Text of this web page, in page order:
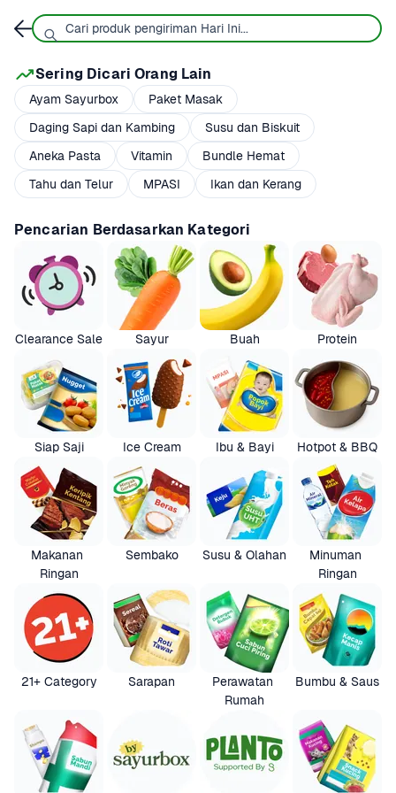
Sering Dicari Orang Lain
Ayam Sayurbox
Paket Masak
Daging Sapi dan Kambing
Susu dan Biskuit
Aneka Pasta
Vitamin
Bundle Hemat
Tahu dan Telur
MPASI Ikan dan Kerang
Pencarian Berdasarkan Kategori
Clearance Sale Sayur Buah Protein
Siap Saji Ice Cream Ibu & Bayi Hotpot & BBQ
Makanan
Ringan
Sembako Susu & Olahan
Minuman
Ringan
21+ Category Sarapan
Perawatan
Rumah
Bumbu & Saus